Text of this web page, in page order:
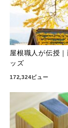
屋根職人が伝授
ッズ
172,324ビュー